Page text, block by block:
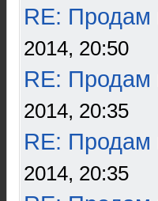
RE: Продам
2014, 20:50
RE: Продам
2014, 20:35
RE: Продам
2014, 20:35